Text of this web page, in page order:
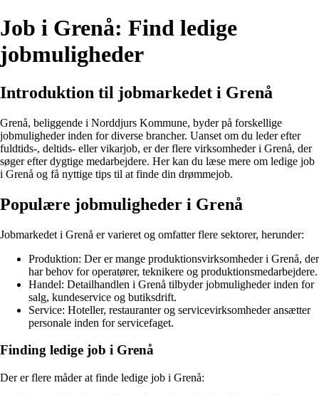
Job i Grenå: Find ledige
jobmuligheder
Introduktion til jobmarkedet i Grenå
Grenå, beliggende i Norddjurs Kommune, byder på forskellige
jobmuligheder inden for diverse brancher. Uanset om du leder efter
fuldtids-, deltids- eller vikarjob, er der flere virksomheder i Grenå, der
søger efter dygtige medarbejdere. Her kan du læse mere om ledige job
i Grenå og få nyttige tips til at finde din drømmejob.
Populære jobmuligheder i Grenå
Jobmarkedet i Grenå er varieret og omfatter flere sektorer, herunder:
Produktion: Der er mange produktionsvirksomheder i Grenå, der
har behov for operatører, teknikere og produktionsmedarbejdere.
Handel: Detailhandlen i Grenå tilbyder jobmuligheder inden for
salg, kundeservice og butiksdrift.
Service: Hoteller, restauranter og servicevirksomheder ansætter
personale inden for servicefaget.
Finding ledige job i Grenå
Der er flere måder at finde ledige job i Grenå: